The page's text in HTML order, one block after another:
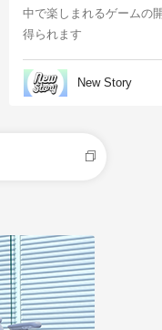
中で楽しまれるゲームの
得られます
New Story